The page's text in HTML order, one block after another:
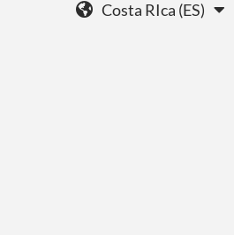
Costa RIca (ES)